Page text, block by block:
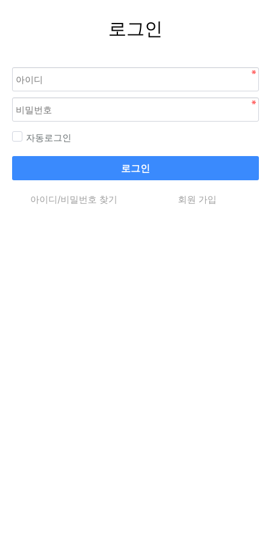
로그인
자동로그인
로그인
아이디/비밀번호 찾기 회원 가입